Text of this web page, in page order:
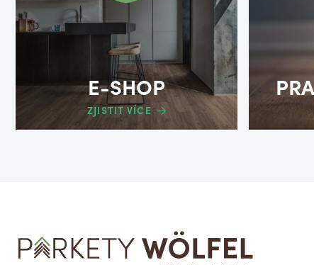
E-SHOP
ZJISTIT VÍCE